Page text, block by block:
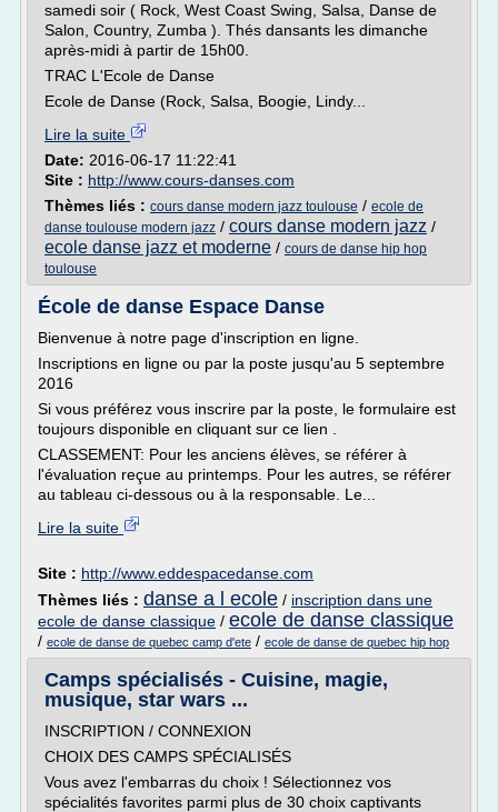
samedi soir ( Rock, West Coast Swing, Salsa, Danse de
Salon, Country, Zumba ). Thés dansants les dimanche
après-midi à partir de 15h00.
TRAC L'Ecole de Danse
Ecole de Danse (Rock, Salsa, Boogie, Lindy...
Lire la suite
Date: 2016-06-17 11:22:41
Site : http://www.cours-danses.com
Thèmes liés : cours danse modern jazz toulouse / ecole de
danse toulouse modern jazz / cours danse modern jazz /
ecole danse jazz et moderne / cours de danse hip hop
toulouse
École de danse Espace Danse
Bienvenue à notre page d'inscription en ligne.
Inscriptions en ligne ou par la poste jusqu'au 5 septembre
2016
Si vous préférez vous inscrire par la poste, le formulaire est
toujours disponible en cliquant sur ce lien .
CLASSEMENT: Pour les anciens élèves, se référer à
l'évaluation reçue au printemps. Pour les autres, se référer
au tableau ci-dessous ou à la responsable. Le...
Lire la suite
Site : http://www.eddespacedanse.com
Thèmes liés : danse a l ecole / inscription dans une
ecole de danse classique / ecole de danse classique
/ ecole de danse de quebec camp d'ete / ecole de danse de quebec hip hop
Camps spécialisés - Cuisine, magie,
musique, star wars ...
INSCRIPTION / CONNEXION
CHOIX DES CAMPS SPÉCIALISÉS
Vous avez l'embarras du choix ! Sélectionnez vos
spécialités favorites parmi plus de 30 choix captivants